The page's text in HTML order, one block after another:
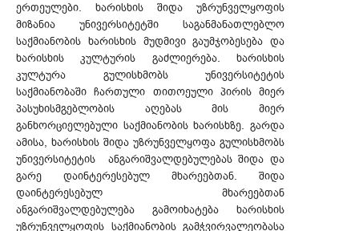
ერთეულები. ხარისხის შიდა უზრუნველყოფის
მიზანია უნივერსიტეტში საგანმანათლებლო
საქმიანობის ხარისხის მუდმივი გაუმჯობესება და
ხარისხის კულტურის გაძლიერება. ხარისხის
კულტურა გულისხმობს უნივერსიტეტის
საქმიანობაში ჩართული თითოეული პირის მიერ
პასუხისმგებლობის აღებას მის მიერ
განხორციელებული საქმიანობის ხარისხზე. გარდა
ამისა, ხარისხის შიდა უზრუნველყოფა გულისხმობს
უნივერსიტეტის ანგარიშვალდებულებას შიდა და
გარე დაინტერესებულ მხარეებთან. შიდა
დაინტერესებულ მხარეებთან
ანგარიშვალდებულება გამოიხატება ხარისხის
უზრუნველყოფის საქმიანობის გამჭვირვალეობასა